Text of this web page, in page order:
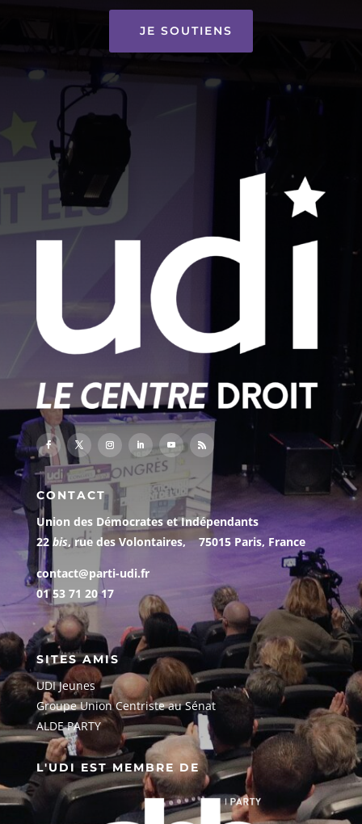
JE SOUTIENS
CONTACT
Union des Démocrates et Indépendants
22 bis, rue des Volontaires, 75015 Paris, France
contact@parti-udi.fr
01 53 71 20 17
SITES AMIS
UDI Jeunes
Groupe Union Centriste au Sénat
ALDE PARTY
L'UDI EST MEMBRE DE